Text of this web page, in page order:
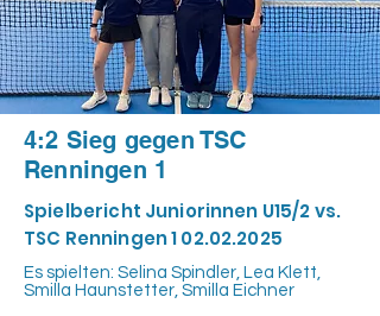
4:2 Sieg gegen TSC
Renningen 1
Spielbericht Juniorinnen U15/2 vs.
TSC Renningen1 02.02.2025
Es spielten: Selina Spindler, Lea Klett,
Smilla Haunstetter, Smilla Eichner